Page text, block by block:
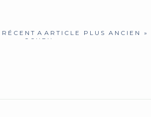
ARTICLE PLUS ANCIEN »
A
CCUEIL